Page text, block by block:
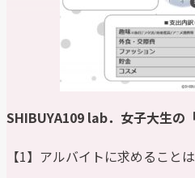
SHIBUYA109 lab． 女子大生の
【1】アルバイトに求めること